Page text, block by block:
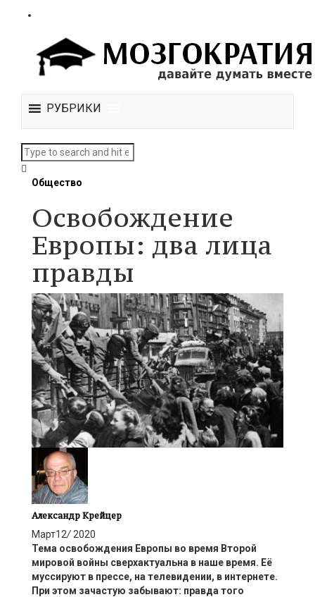
РУБРИКИ
Общество
Освобождение
Европы: два лица
правды
Александр Крейцер
Март12/ 2020
Тема освобождения Европы во время Второй
мировой войны сверхактуальна в наше время. Её
муссируют в прессе, на телевидении, в интернете.
При этом зачастую забывают: правда того